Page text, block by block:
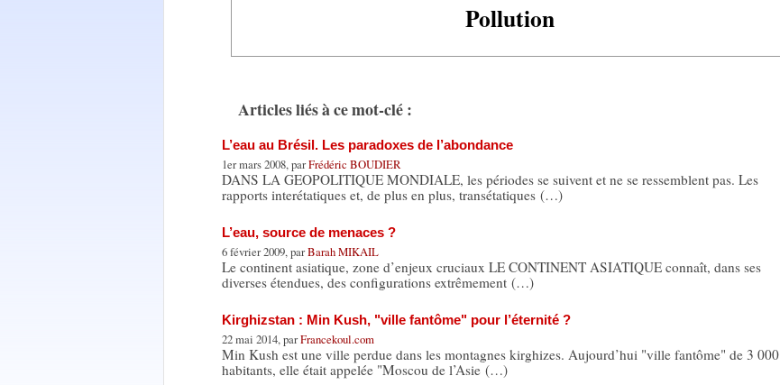
Pollution
Articles liés à ce mot-clé :
L’eau au Brésil. Les paradoxes de l’abondance
1er mars 2008, parFrédéric BOUDIER
DANS LA GEOPOLITIQUE MONDIALE, les périodes se suivent et ne se ressemblent pas. Les
rapports interétatiques et, de plus en plus, transétatiques (…)
L’eau, source de menaces ?
6 février 2009, parBarah MIKAIL
Le continent asiatique, zone d’enjeux cruciaux LE CONTINENT ASIATIQUE connaît, dans ses
diverses étendues, des configurations extrêmement (…)
Kirghizstan : Min Kush, "ville fantôme" pour l’éternité ?
22 mai 2014, parFrancekoul.com
Min Kush est une ville perdue dans les montagnes kirghizes. Aujourd’hui "ville fantôme" de 3 000
habitants, elle était appelée "Moscou de l’Asie (…)